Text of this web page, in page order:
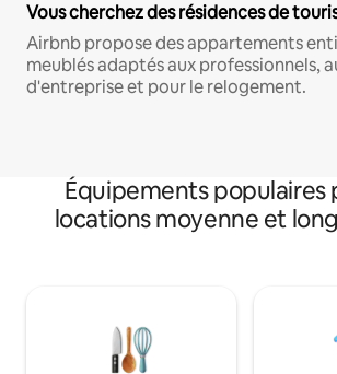
Vous cherchez des résidences de
Airbnb propose des appartements
meublés adaptés aux professionnels,
d'entreprise et pour le relogement.
Équipements populaires
locations moyenne et